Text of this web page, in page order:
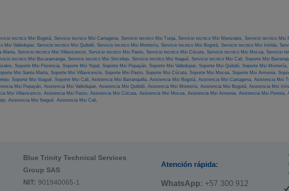
tecnico Msi Bogotá, Servicio tecnico Msi Cartagena, Servicio tecnico Msi Tunja, Servicio tecnico Msi Manizales, Servicio tecnico Msi
Msi Valledupar, Servicio tecnico Msi Quibdó, Servicio tecnico Msi Montería, Servicio tecnico Msi Bogotá, Servicio tecnico Msi Inírida,
Marta, Servicio tecnico Msi Villavicencio, Servicio tecnico Msi Pasto, Servicio tecnico Msi Cúcuta, Servicio tecnico Msi Mocoa, Servicio
tecnico Msi Bucaramanga, Servicio tecnico Msi Sincelejo, Servicio tecnico Msi Ibagué, Servicio tecnico Msi Cali, Soporte Msi
Soporte Msi Florencia, Soporte Msi Yopal, Soporte Msi Popayán, Soporte Msi Valledupar, Soporte Msi Quibdó, Soporte Msi Montería,
Msi Santa Marta, Soporte Msi Villavicencio, Soporte Msi Pasto, Soporte Msi Cúcuta, Soporte Msi Mocoa, Soporte Msi Armenia,
Soporte Msi Ibagué, Soporte Msi Cali, Asistencia Msi Barranquilla, Asistencia Msi Bogotá, Asistencia Msi Cartagena, Asistencia Msi
Msi Popayán, Asistencia Msi Valledupar, Asistencia Msi Quibdó, Asistencia Msi Montería, Asistencia Msi Bogotá, Asistencia Msi
Msi Villavicencio, Asistencia Msi Pasto, Asistencia Msi Cúcuta, Asistencia Msi Mocoa, Asistencia Msi Armenia, Asistencia Msi Pereira,
Asistencia Msi Ibagué, Asistencia Msi Cali,
Blue Trinity Technical Services
Group SAS
NIT: 901940065-1
Atención rápida:
WhatsApp: +57 300 912